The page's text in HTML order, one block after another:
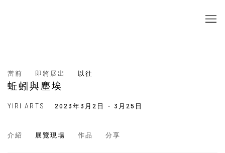
當前 即將展出 以往
蚯蚓與塵埃
2023年3月2日 - 3月25日
YIRI ARTS
介紹 展覽現場 作品 分享